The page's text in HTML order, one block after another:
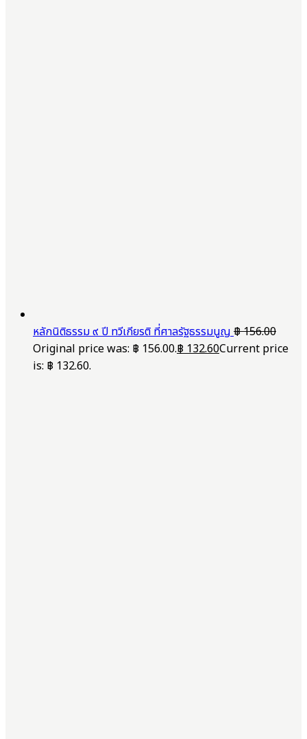
หลักนิติธรรม ๙ ปี ทวีเกียรติ ที่ศาลรัฐธรรมนูญ฿156.00
Original price was: ฿ 156.00.฿132.60Current price
is: ฿ 132.60.